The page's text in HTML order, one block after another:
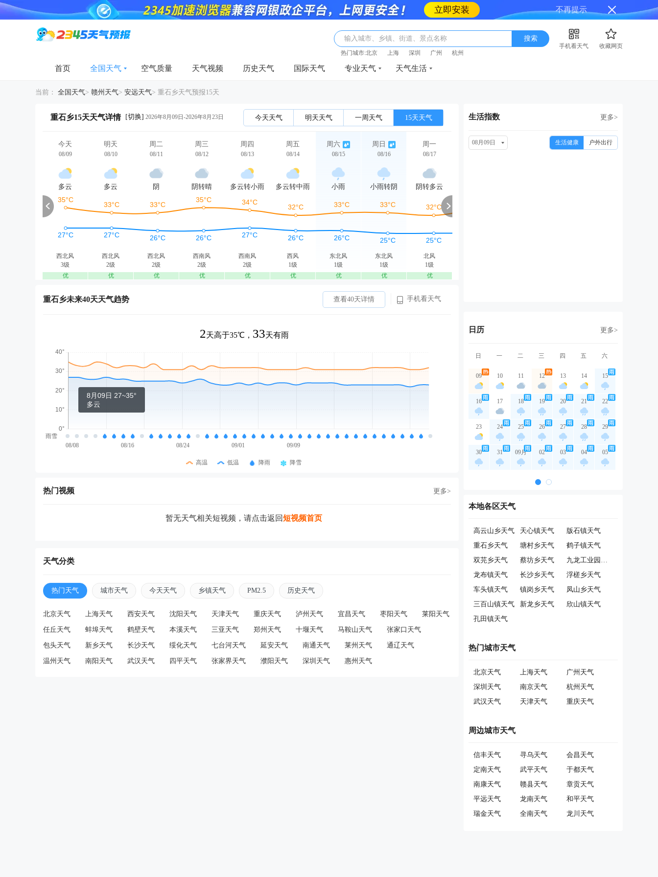
立即安装 不再提示
输入城市、乡镇、街道、景点名称 搜索
手机看天气
收藏网页
热门城市:北京 上海 深圳 广州 杭州
首页 全国天气 空气质量 天气视频 历史天气 国际天气 专业天气 天气生活
当前： 全国天气> 赣州天气> 安远天气> 重石乡天气预报15天
重石乡15天天气详情 [切换] 2026年8月09日-2026年8月23日 今天天气 明天天气 一周天气 15天天气
今天
08/09
多云
西北风
3级
优
明天
08/10
多云
西北风
2级
优
周二
08/11
阴
西北风
2级
优
周三
08/12
阴转晴
西南风
2级
优
周四
08/13
多云转小雨
西南风
2级
优
周五
08/14
多云转中雨
西风
1级
优
周六
08/15
小雨
东北风
1级
优
周日
08/16
小雨转阴
东北风
1级
优
周一
08/17
阴转多云
北风
1级
优
周二 周四 周五
重石乡未来40天天气趋势 查看40天详情 手机看天气
2天高于35℃， 33天有雨
8月09日 27~35°
多云
雨雪
08/08
08/16 08/24 09/01 09/09
高温 低温 降雨 降雪
热门视频 更多>
暂无天气相关短视频，请点击返回短视频首页
天气分类
热门天气 城市天气 今天天气 乡镇天气 PM2.5 历史天气
北京天气 上海天气 西安天气 沈阳天气 天津天气 重庆天气 泸州天气 宜昌天气 枣阳天气 莱阳天气
任丘天气 蚌埠天气 鹤壁天气 本溪天气 三亚天气 郑州天气 十堰天气 马鞍山天气 张家口天气
包头天气 新乡天气 长沙天气 绥化天气 七台河天气 延安天气 南通天气 莱州天气 通辽天气
温州天气 南阳天气 武汉天气 四平天气 张家界天气 濮阳天气 深圳天气 惠州天气
生活指数 更多>
08月09日 生活健康 户外出行
日历 更多>
日 一 二 三 四 五 六
09 10 11 12 13 14 15
16 17 18 19 20 21 22
23 24 25 26 27 28 29
30 31 09月 02 03 04 05
本地各区天气
高云山乡天气 天心镇天气
版石镇天气
重石乡天气
塘村乡天气
鹤子镇天气
双芫乡天气
蔡坊乡天气
九龙工业园天气
龙布镇天气
长沙乡天气
浮槎乡天气
车头镇天气
镇岗乡天气
凤山乡天气
三百山镇天气
新龙乡天气
欣山镇天气
孔田镇天气
热门城市天气
北京天气 上海天气
广州天气
深圳天气
南京天气
杭州天气
武汉天气
天津天气 重庆天气
周边城市天气
信丰天气 寻乌天气
会昌天气
定南天气
武平天气
于都天气
南康天气
赣县天气
章贡天气
平远天气
龙南天气
和平天气
瑞金天气
全南天气 龙川天气